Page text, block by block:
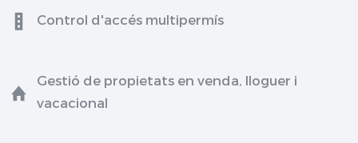
Control d'accés multipermís
Gestió de propietats en venda, lloguer i
vacacional